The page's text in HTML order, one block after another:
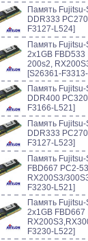
Память
DDR333
F3127-L524]
Память
2x1GB
200s2,
[S26361-
Память
DDR400
F3166-L521]
Память
DDR333
F3127-L523]
Память
FBD667 PC2-
RX200S3/
F3230-L521]
Память
2x1GB FBD667
F3230-L522]